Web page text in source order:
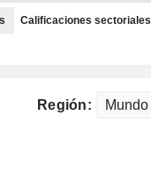
Calificaciones sectoriales
Región: